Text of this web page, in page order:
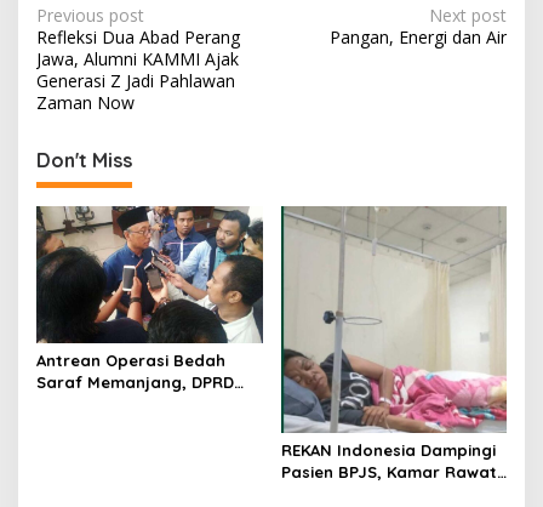
P
o
s
t
n
a
v
i
g
a
t
i
Previous post
Refleksi Dua Abad Perang
Jawa, Alumni KAMMI Ajak
Generasi Z Jadi Pahlawan
Zaman Now
Next post
Pangan, Energi dan Air
Don't Miss
Antrean Operasi Bedah
Saraf Memanjang, DPRD
REKAN Indonesia Dampingi
Pasien BPJS, Kamar Rawat